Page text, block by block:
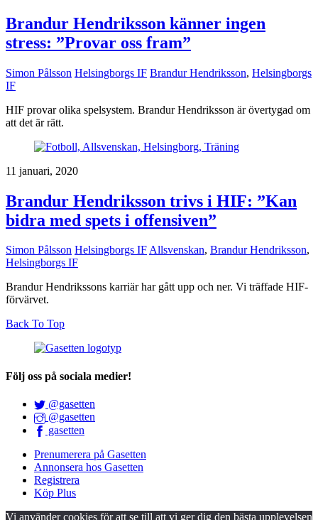
Brandur Hendriksson känner ingen
stress: ”Provar oss fram”
Simon Pålsson Helsingborgs IF Brandur Hendriksson, Helsingborgs
IF
HIF provar olika spelsystem. Brandur Hendriksson är övertygad om
att det är rätt.
11 januari, 2020
Brandur Hendriksson trivs i HIF: ”Kan
bidra med spets i offensiven”
Simon Pålsson Helsingborgs IFAllsvenskan, Brandur Hendriksson,
Helsingborgs IF
Brandur Hendrikssons karriär har gått upp och ner. Vi träffade HIF-
förvärvet.
Back To Top
Följ oss på sociala medier!
@gasetten
@gasetten
gasetten
Prenumerera på Gasetten
Annonsera hos Gasetten
Registrera
Köp Plus
Vi använder cookies för att se till att vi ger dig den bästa upplevelsen